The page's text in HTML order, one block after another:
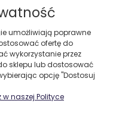
229,00 zł
DO KOSZYKA
umożliwiają poprawne
ofertę do
wykorzystanie przez
sklepu lub dostosować
opcję "Dostosuj
naszej Polityce